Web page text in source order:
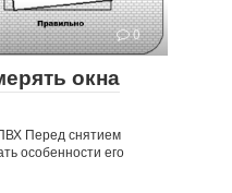
0
окна
Перед снятием
особенности его